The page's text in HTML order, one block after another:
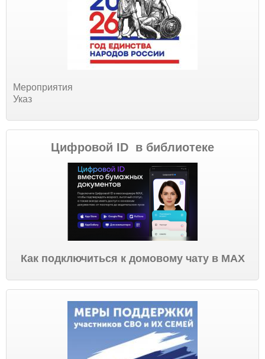
Мероприятия
Указ
Цифровой ID в библиотеке
Как подключиться к домовому чату в МАХ